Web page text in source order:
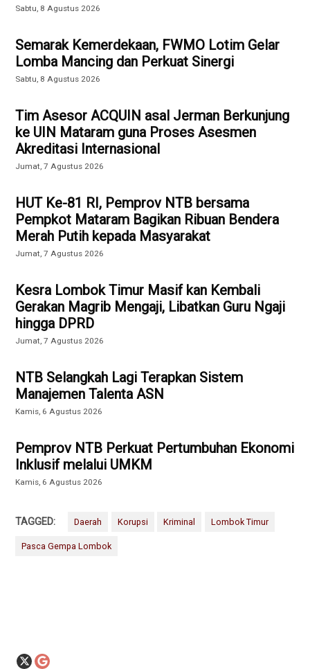
Sabtu, 8 Agustus 2026
Semarak Kemerdekaan, FWMO Lotim Gelar
Lomba Mancing dan Perkuat Sinergi
Sabtu, 8 Agustus 2026
Tim Asesor ACQUIN asal Jerman Berkunjung
ke UIN Mataram guna Proses Asesmen
Akreditasi Internasional
Jumat, 7 Agustus 2026
HUT Ke-81 RI, Pemprov NTB bersama
Pempkot Mataram Bagikan Ribuan Bendera
Merah Putih kepada Masyarakat
Jumat, 7 Agustus 2026
Kesra Lombok Timur Masif kan Kembali
Gerakan Magrib Mengaji, Libatkan Guru Ngaji
hingga DPRD
Jumat, 7 Agustus 2026
NTB Selangkah Lagi Terapkan Sistem
Manajemen Talenta ASN
Kamis, 6 Agustus 2026
Pemprov NTB Perkuat Pertumbuhan Ekonomi
Inklusif melalui UMKM
Kamis, 6 Agustus 2026
TAGGED: Daerah Korupsi Kriminal Lombok Timur
Pasca Gempa Lombok